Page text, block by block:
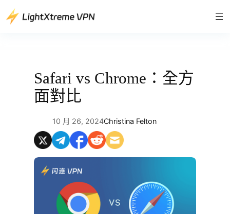
至
Safari vs Chrome：全方
面對比
10 月 26, 2024Christina Felton